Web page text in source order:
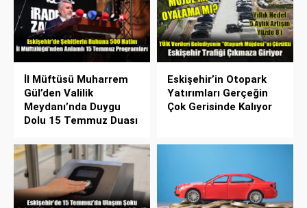
İl Müftüsü Muharrem
Gül’den Valilik
Meydanı’nda Duygu
Dolu 15 Temmuz Duası
Eskişehir’in Otopark
Yatırımları Gerçeğin
Çok Gerisinde Kalıyor